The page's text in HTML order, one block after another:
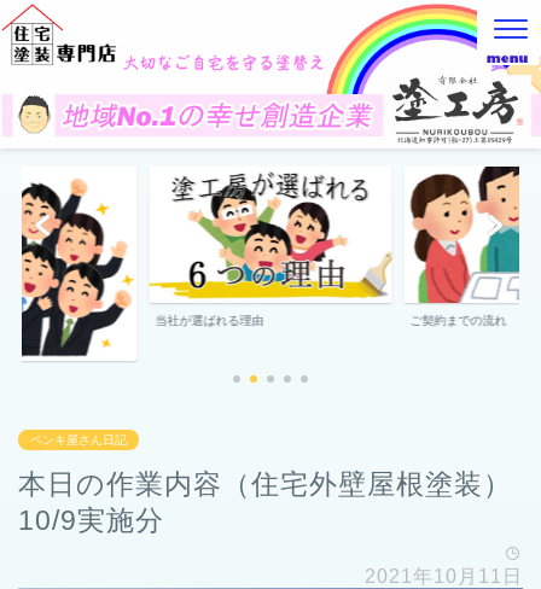
当社が選ばれる理由 ご契約までの流れ
ペンキ屋さん日記
本日の作業内容（住宅外壁屋根塗装）
10/9実施分
2021年10月11日